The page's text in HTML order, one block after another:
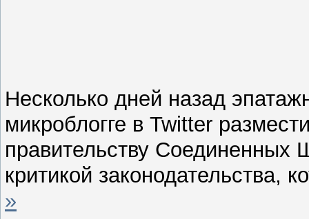
Несколько дней назад
микроблогге в Twitter
правительству Соединенных
критикой законодательства,
»